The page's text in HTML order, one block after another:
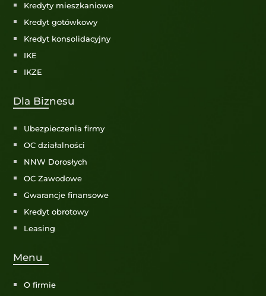
Kredyty mieszkaniowe
Kredyt gotówkowy
Kredyt konsolidacyjny
IKE
IKZE
Dla Biznesu
Ubezpieczenia firmy
OC działalności
NNW Dorosłych
OC Zawodowe
Gwarancje finansowe
Kredyt obrotowy
Leasing
Menu
O firmie